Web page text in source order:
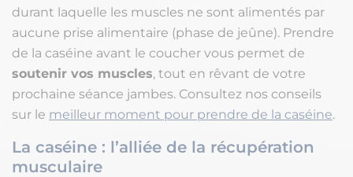
durant laquelle les muscles ne sont alimentés par
aucune prise alimentaire (phase de jeûne). Prendre
de la caséine avant le coucher vous permet de
soutenir vos muscles, tout en rêvant de votre
prochaine séance jambes. Consultez nos conseils
sur le meilleur moment pour prendre de la caséine.
La caséine : l’alliée de la récupération
musculaire